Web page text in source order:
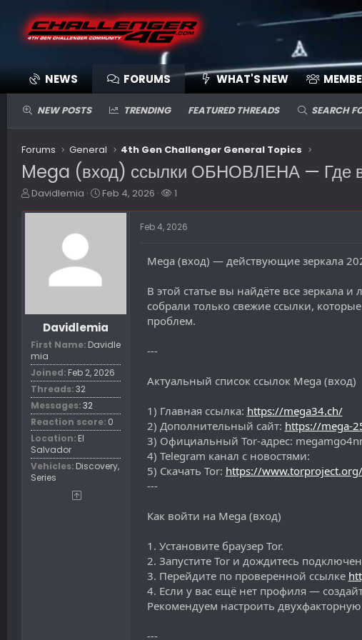
NEWS FORUMS WHAT'S NEW
NEW POSTS TRENDING FEATURED THREADS SEARCH
Forums General 4th Gen Challenger General Topics
Mega (вход) ссылки ОБНОВЛЕНА — Где
T
r
Davidlemia
S
t
Feb 4, 2026
W
c
e
r
1
Davidlemia
First Name Davidle
mia
Joined Feb 2, 2026
Threads 32
Messages 32
Reaction score 0
Location El
Salvador
Vehicles Discovery,
Series
Feb 4, 2026
Mega (вход) — действующие зеркала
В этой статье вы найдёте все зеркала
собрали только свежие ссылки,
проблем.
---
Актуальный список ссылок Mega (вход)
1) Главная ссылка: https://mega34.ch/
2) Дополнительный сайт: https://mega-
3) Официальный Tor-адрес:
4) Telegram канал с новостями:
5) Скачать Tor: https://
---
Как войти на Mega (вход)
1. Установите браузер Tor.
2. Запустите Tor и дождитесь
3. Перейдите по проверенной ссылке
4. Если у вас ещё нет профиля —
Рекомендуем настроить
---